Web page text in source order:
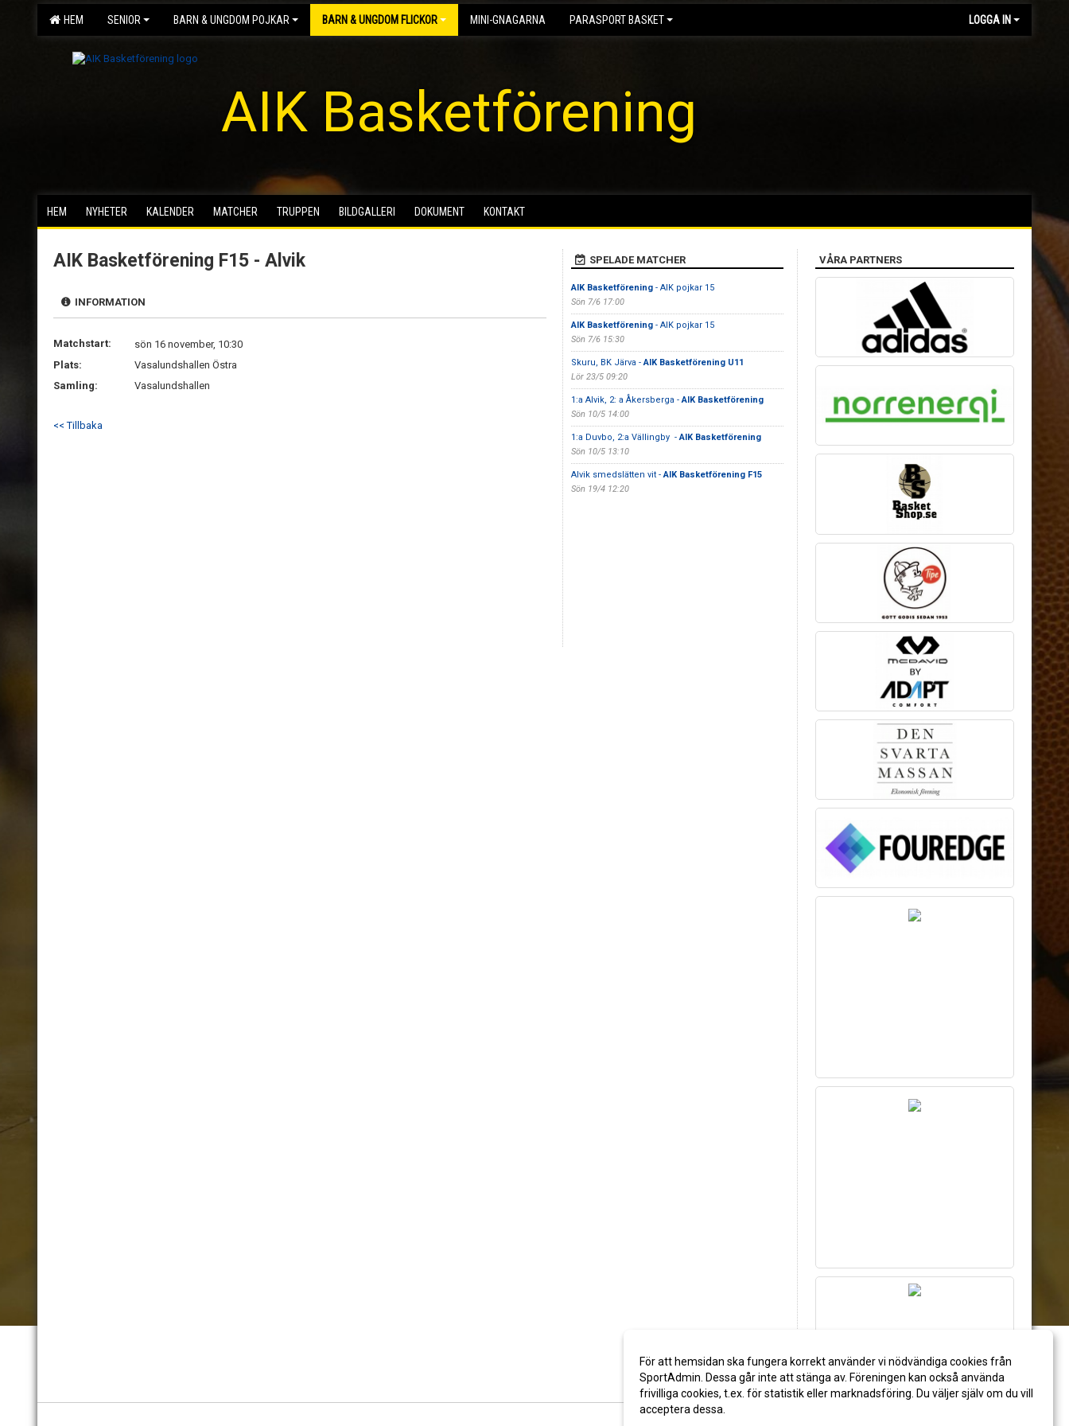
HEM SENIOR BARN & UNGDOM POJKAR BARN & UNGDOM FLICKOR MINI-GNAGARNA PARASPORT BASKET LOGGA IN
AIK Basketförening
HEM NYHETER KALENDER MATCHER TRUPPEN BILDGALLERI DOKUMENT KONTAKT
AIK Basketförening F15 - Alvik
INFORMATION
Matchstart:
sön 16 november, 10:30
Plats:
Vasalundshallen Östra
Samling:
Vasalundshallen
<< Tillbaka
SPELADE MATCHER
AIK Basketförening- AIK pojkar 15
Sön 7/6 17:00
AIK Basketförening- AIK pojkar 15
Sön 7/6 15:30
Skuru, BK Järva -AIK Basketförening U11
Lör 23/5 09:20
1:a Alvik, 2: a Åkersberga -AIK Basketförening
Sön 10/5 14:00
1:a Duvbo, 2:a Vällingby -AIK Basketförening
Sön 10/5 13:10
Alvik smedslätten vit -AIK Basketförening F15
Sön 19/4 12:20
VÅRA PARTNERS
För att hemsidan ska fungera korrekt använder vi nödvändiga cookies från
SportAdmin. Dessa går inte att stänga av. Föreningen kan också använda
frivilliga cookies, t.ex. för statistik eller marknadsföring. Du väljer själv om du vill
acceptera dessa.